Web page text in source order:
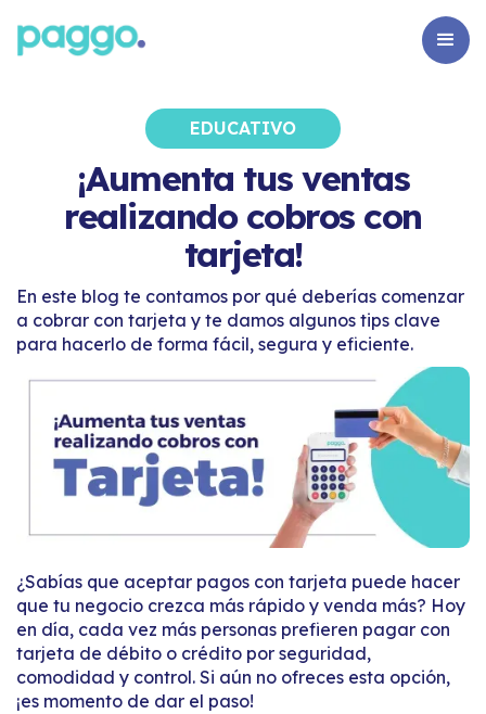
EDUCATIVO
¡Aumenta tus ventas
realizando cobros con
tarjeta!
En este blog te contamos por qué deberías comenzar
a cobrar con tarjeta y te damos algunos tips clave
para hacerlo de forma fácil, segura y eficiente.
¿Sabías que aceptar pagos con tarjeta puede hacer
que tu negocio crezca más rápido y venda más? Hoy
en día, cada vez más personas prefieren pagar con
tarjeta de débito o crédito por seguridad,
comodidad y control. Si aún no ofreces esta opción,
¡es momento de dar el paso!